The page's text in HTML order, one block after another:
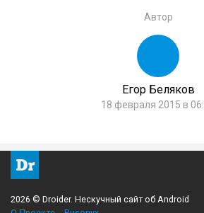
Автор
Егор Беляков
18 февраля 2015 в
2026 © Droider. Нескучный сайт об Android